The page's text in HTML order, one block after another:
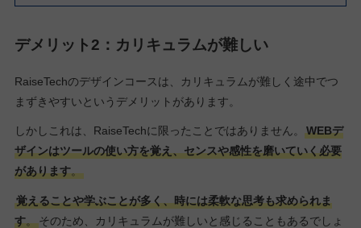
デメリット2：カリキュラムが難しい
RaiseTechのデザインコースは、カリキュラムが難しく途中でつ
まずきやすいというデメリットがあります。
しかしこれは、RaiseTechに限ったことではありません。
WEBデ
ザインはツールの使い方を覚え、センスや感性を磨いていく必要
があります。
覚えることや学ぶことが多く、時には柔軟な思考も求められま
す。そのため、カリキュラムが難しいと感じることもあるでしょ